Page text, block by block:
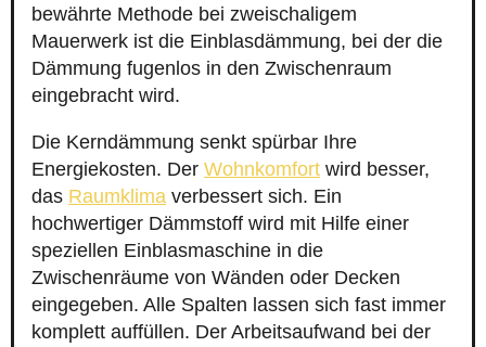
bewährte Methode bei zweischaligem
Mauerwerk ist die Einblasdämmung, bei der die
Dämmung fugenlos in den Zwischenraum
eingebracht wird.
Die Kerndämmung senkt spürbar Ihre
Energiekosten. Der Wohnkomfort wird besser,
das Raumklima verbessert sich. Ein
hochwertiger Dämmstoff wird mit Hilfe einer
speziellen Einblasmaschine in die
Zwischenräume von Wänden oder Decken
eingegeben. Alle Spalten lassen sich fast immer
komplett auffüllen. Der Arbeitsaufwand bei der